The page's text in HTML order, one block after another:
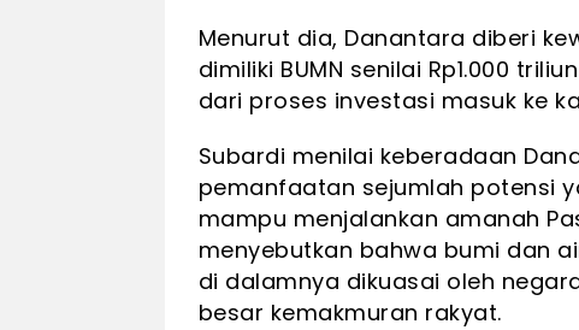
Menurut dia, Danantara diberi
dimiliki BUMN senilai Rp1.000
dari proses investasi masuk ke
Subardi menilai keberadaan
pemanfaatan sejumlah potensi
mampu menjalankan amanah
menyebutkan bahwa bumi dan
di dalamnya dikuasai oleh
besar kemakmuran rakyat.